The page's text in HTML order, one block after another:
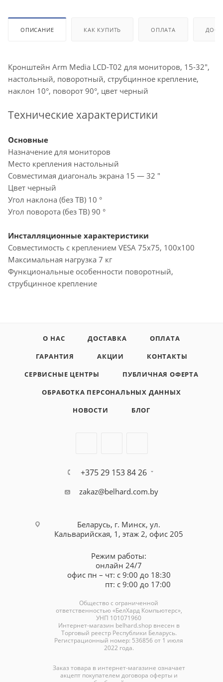
ОПИСАНИЕ КАК КУПИТЬ ОПЛАТА
Кронштейн Arm Media LCD-T02 для мониторов, 15-32",
настольный, поворотный, струбцинное крепление,
наклон 10°, поворот 90°, цвет черный
Технические характеристики
Основные
Назначение для мониторов
Место крепления настольный
Совместимая диагональ экрана 15 — 32 "
Цвет черный
Угол наклона (без ТВ) 10 °
Угол поворота (без ТВ) 90 °
Инсталляционные характеристики
Совместимость с креплением VESA 75x75, 100x100
Максимальная нагрузка 7 кг
Функциональные особенности поворотный,
струбцинное крепление
О НАС ДОСТАВКА
ОПЛАТА
ГАРАНТИЯ
АКЦИИ
КОНТАКТЫ
СЕРВИСНЫЕ ЦЕНТРЫ
ПУБЛИЧНАЯ ОФЕРТА
ОБРАБОТКА ПЕРСОНАЛЬНЫХ ДАННЫХ
НОВОСТИ
БЛОГ
+375 29 153 84 26
zakaz@belhard.com.by
Беларусь, г. Минск, ул.
Кальварийская, 1, этаж 2, офис 205
Режим работы:
онлайн 24/7
офис пн – чт: с 9:00 до 18:30
пт: с 9:00 до 17:00
Общество с ограниченной
ответственностью «БелХард Компьютерс»,
УНП 101071960
Интернет-магазин belhard.shopвнесен в
Торговый реестр Республики Беларусь.
Регистрационный номер: 536856 от 1 июля
2022 года.
Заказ товара в интернет-магазине означает
акцепт покупателем договора оферты и